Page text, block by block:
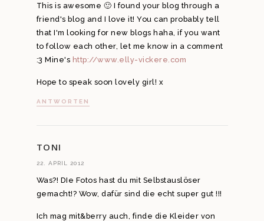
This is awesome 🙂 I found your blog through a
friend's blog and I love it! You can probably tell
that I'm looking for new blogs haha, if you want
to follow each other, let me know in a comment
:3 Mine's http://www.elly-vickere.com
Hope to speak soon lovely girl! x
ANTWORTEN
TONI
22. APRIL 2012
Was?! DIe Fotos hast du mit Selbstauslöser
gemacht!? Wow, dafür sind die echt super gut !!!
Ich mag mit&berry auch, finde die Kleider von